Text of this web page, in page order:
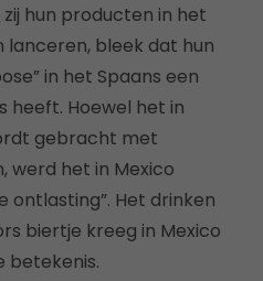
hun producten in het
lanceren, bleek dat hun
in het Spaans een
heeft. Hoewel het in
gebracht met
werd het in Mexico
ontlasting”. Het drinken
biertje kreeg in Mexico
betekenis.